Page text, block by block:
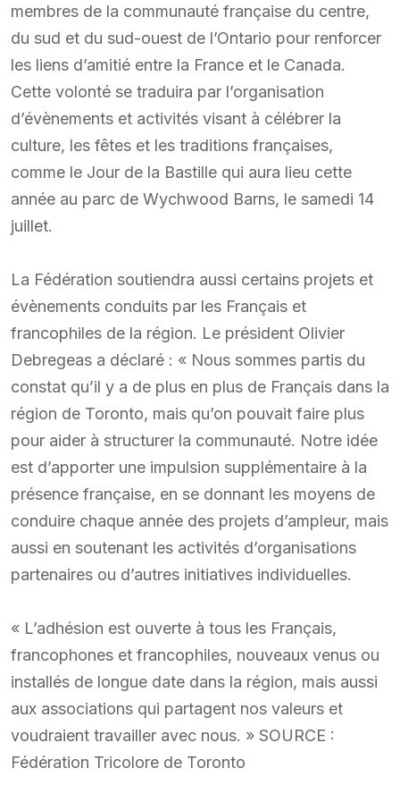
membres de la communauté française du centre,
du sud et du sud-ouest de l’Ontario pour renforcer
les liens d’amitié entre la France et le Canada.
Cette volonté se traduira par l’organisation
d’évènements et activités visant à célébrer la
culture, les fêtes et les traditions françaises,
comme le Jour de la Bastille qui aura lieu cette
année au parc de Wychwood Barns, le samedi 14
juillet.
La Fédération soutiendra aussi certains projets et
évènements conduits par les Français et
francophiles de la région. Le président Olivier
Debregeas a déclaré : « Nous sommes partis du
constat qu’il y a de plus en plus de Français dans la
région de Toronto, mais qu’on pouvait faire plus
pour aider à structurer la communauté. Notre idée
est d’apporter une impulsion supplémentaire à la
présence française, en se donnant les moyens de
conduire chaque année des projets d’ampleur, mais
aussi en soutenant les activités d’organisations
partenaires ou d’autres initiatives individuelles.
« L’adhésion est ouverte à tous les Français,
francophones et francophiles, nouveaux venus ou
installés de longue date dans la région, mais aussi
aux associations qui partagent nos valeurs et
voudraient travailler avec nous. » SOURCE :
Fédération Tricolore de Toronto